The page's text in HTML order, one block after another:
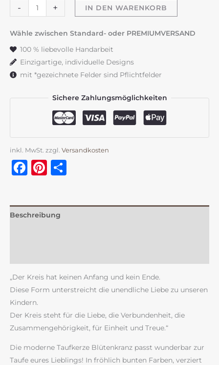
-
Taufkerze
"Flowerloop"
bunt
+ IN DEN WARENKORB
Wähle zwischen Standard- oder PREMIUMVERSAND
100 % liebevolle Handarbeit
Einzigartige, individuelle Designs
mit *gezeichnete Felder sind Pflichtfelder
Sichere Zahlungsmöglichkeiten
inkl. MwSt. zzgl. Versandkosten
Facebook
Pinterest
Beschreibung
„Der Kreis hat keinen Anfang und kein Ende.
Diese Form unterstreicht die unendliche Liebe zu unseren
Kindern.
Der Kreis steht für die Liebe, die Verbundenheit, die
Zusammengehörigkeit, für Einheit und Treue.“
Die moderne Taufkerze Blütenkranz passt wunderbar zur
Taufe eures Lieblings! In fröhlich bunten Farben, verziert